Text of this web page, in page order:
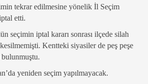
tekrar edilmesine yönelik İl Seçim
etti.
seçimin iptal kararı sonrası ilçede silah
kesilmemişti. Kentteki siyasiler de peş peşe
bulunmuştu.
yeniden seçim yapılmayacak.